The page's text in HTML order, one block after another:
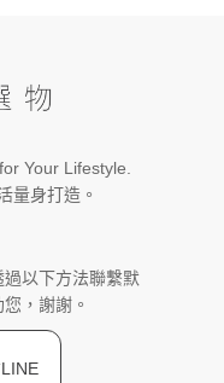
Your Lifestyle.
量身打造。
以下方法聯繫默
，謝謝。